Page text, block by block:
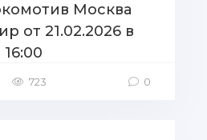
Москва
от 21.02.2026 в
16:00
723 0